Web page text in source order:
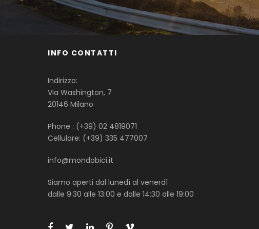
INFO CONTATTI
Indirizzo:
Via Washington, 7
20146 Milano
Phone : (+39) 02 4819071
Cellulare: (+39) 335 477007
info@mondobici.it
Siamo aperti dal lunedì al venerdì
dalle 9:30 alle 13:00 e dalle 14:30 alle 19:00